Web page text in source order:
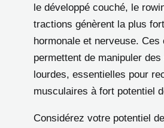
le développé couché, le
tractions génèrent la plus
hormonale et nerveuse. Ces
permettent de manipuler des
lourdes, essentielles pour
musculaires à fort potentiel
Considérez votre potentiel